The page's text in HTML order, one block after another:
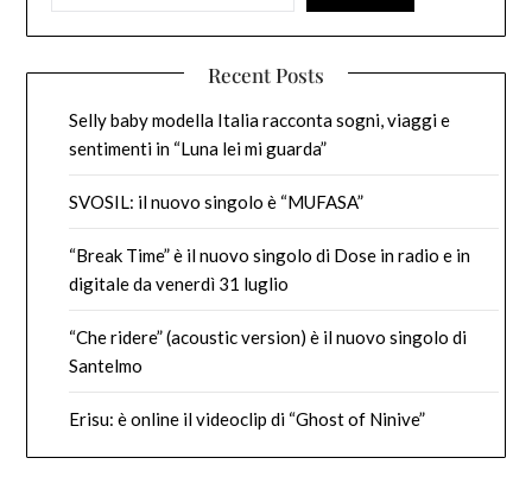
Recent Posts
Selly baby modella Italia racconta sogni, viaggi e
sentimenti in “Luna lei mi guarda”
SVOSIL: il nuovo singolo è “MUFASA”
“Break Time” è il nuovo singolo di Dose in radio e in
digitale da venerdì 31 luglio
“Che ridere” (acoustic version) è il nuovo singolo di
Santelmo
Erisu: è online il videoclip di “Ghost of Ninive”